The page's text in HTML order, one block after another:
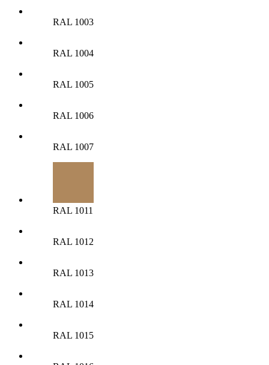
RAL 1003
RAL 1004
RAL 1005
RAL 1006
RAL 1007
RAL 1011
RAL 1012
RAL 1013
RAL 1014
RAL 1015